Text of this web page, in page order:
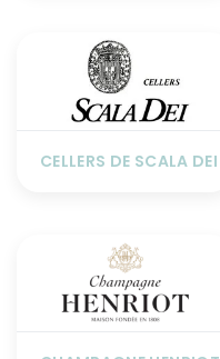
CELLERS DE SCALA DEI